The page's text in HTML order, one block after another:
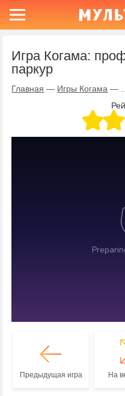
Игра Когама:
паркур
Главная — Игры Когама —
Предыдущая игра На